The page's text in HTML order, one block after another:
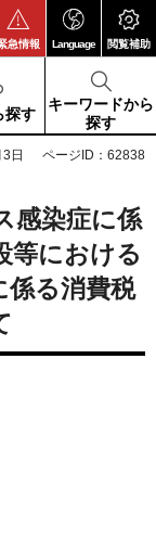
急情報 Language 閲覧補助
探す
キーワードから
探す
日 ページID：62838
感染症に係
等における
係る消費税